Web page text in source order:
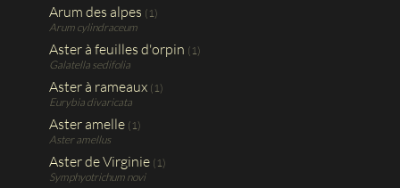
Arum des alpes (1)
Arum cylindraceum
Aster à feuilles d'orpin (1)
Galatella sedifolia
Aster à rameaux (1)
Eurybia divaricata
Aster amelle (1)
Aster amellus
Aster de Virginie (1)
Symphyotrichum novi